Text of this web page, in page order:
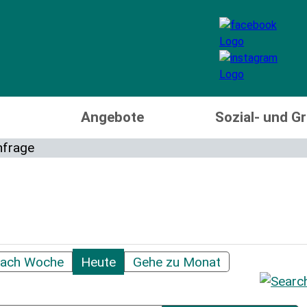
Angebote Sozial- und
Woche Heute Gehe zu Monat